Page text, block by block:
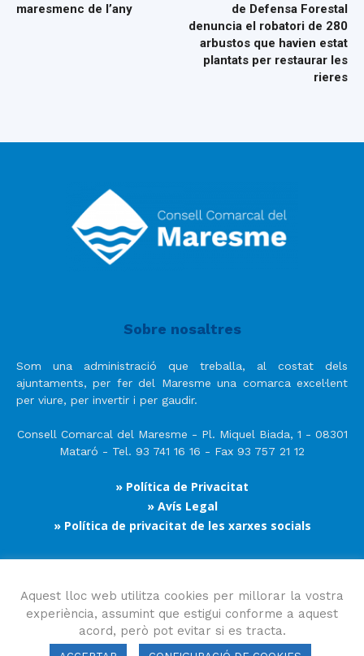
maresmenc de l’any
de Defensa Forestal
denuncia el robatori de 280
arbustos que havien estat
plantats per restaurar les
rieres
Sobre nosaltres
Som una administració que treballa, al costat dels
ajuntaments, per fer del Maresme una comarca excel·lent
per viure, per invertir i per gaudir.
Consell Comarcal del Maresme - Pl. Miquel Biada, 1 - 08301
Mataró - Tel. 93 741 16 16 - Fax 93 757 21 12
» Política de Privacitat
» Avís Legal
» Política de privacitat de les xarxes socials
Segueix-nos
Aquest lloc web utilitza cookies per millorar la vostra
experiència, assumint que estigui conforme a aquest
acord, però pot evitar si es tracta.